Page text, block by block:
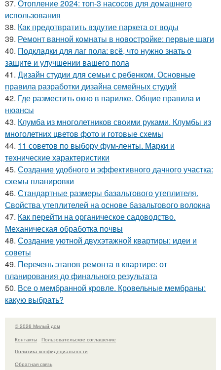
37. Отопление 2024: топ-3 насосов для домашнего
использования
38. Как предотвратить вздутие паркета от воды
39. Ремонт ванной комнаты в новостройке: первые шаги
40. Подкладки для лаг пола: всё, что нужно знать о
защите и улучшении вашего пола
41. Дизайн студии для семьи с ребенком. Основные
правила разработки дизайна семейных студий
42. Где разместить окно в парилке. Общие правила и
нюансы
43. Клумба из многолетников своими руками. Клумбы из
многолетних цветов фото и готовые схемы
44. 11 советов по выбору фум-ленты. Марки и
технические характеристики
45. Создание удобного и эффективного дачного участка:
схемы планировки
46. Стандартные размеры базальтового утеплителя.
Свойства утеплителей на основе базальтового волокна
47. Как перейти на органическое садоводство.
Механическая обработка почвы
48. Создание уютной двухэтажной квартиры: идеи и
советы
49. Перечень этапов ремонта в квартире: от
планирования до финального результата
50. Все о мембранной кровле. Кровельные мембраны:
какую выбрать?
© 2026 Милый дом
Контакты
Пользовательское соглашение
Политика конфидециальности
Обратная связь